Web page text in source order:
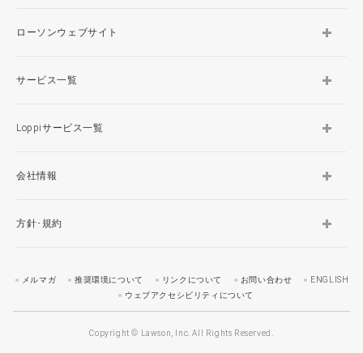
ローソンウェブサイト
サービス一覧
Loppiサービス一覧
会社情報
方針･規約
メルマガ 推奨環境について リンクについて お問い合わせ
ENGLISH
ウェブアクセシビリティについて
Copyright © Lawson, Inc. All Rights Reserved.